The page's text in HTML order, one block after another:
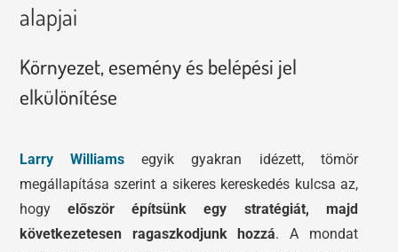
alapjai
Környezet, esemény és belépési jel
elkülönítése
Larry Williams egyik gyakran idézett, tömör
megállapítása szerint a sikeres kereskedés kulcsa az,
hogyelőször építsünk egy stratégiát, majd
következetesen ragaszkodjunk hozzá. A mondat